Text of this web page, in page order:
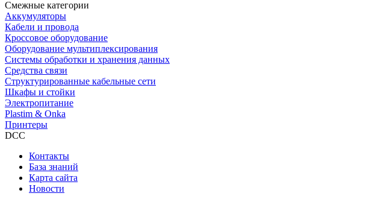
Смежные категории
Аккумуляторы
Кабели и провода
Кроссовое оборудование
Оборудование мультиплексирования
Системы обработки и хранения данных
Средства связи
Структурированные кабельные сети
Шкафы и стойки
Электропитание
Plastim & Onka
Принтеры
DCC
Контакты
База знаний
Карта сайта
Новости